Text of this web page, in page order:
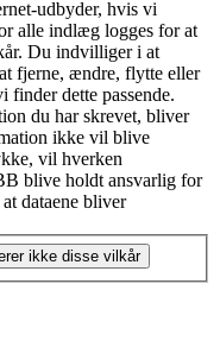
udbyder, hvis vi
alle indlæg logges for at
Du indvilliger i at
fjerne, ændre, flytte eller
finder dette passende.
du har skrevet, bliver
ikke vil blive
vil hverken
blive holdt ansvarlig for
dataene bliver